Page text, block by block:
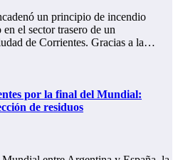
un principio de incendio
en el sector trasero de un
de Corrientes. Gracias a la…
por la final del Mundial:
de residuos